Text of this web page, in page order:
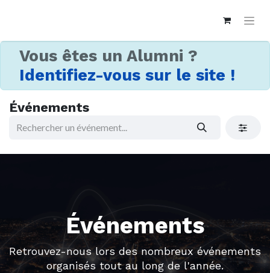
Vous êtes un Alumni ?
Identifiez-vous sur le site !
Événements
Événements
Retrouvez-nous lors des nombreux événements
organisés tout au long de l'année.